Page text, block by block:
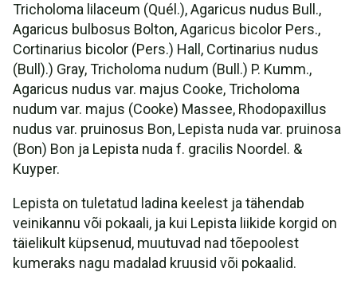
Tricholoma lilaceum (Quél.), Agaricus nudus Bull.,
Agaricus bulbosus Bolton, Agaricus bicolor Pers.,
Cortinarius bicolor (Pers.) Hall, Cortinarius nudus
(Bull).) Gray, Tricholoma nudum (Bull.) P. Kumm.,
Agaricus nudus var. majus Cooke, Tricholoma
nudum var. majus (Cooke) Massee, Rhodopaxillus
nudus var. pruinosus Bon, Lepista nuda var. pruinosa
(Bon) Bon ja Lepista nuda f. gracilis Noordel. &
Kuyper.
Lepista on tuletatud ladina keelest ja tähendab
veinikannu või pokaali, ja kui Lepista liikide korgid on
täielikult küpsenud, muutuvad nad tõepoolest
kumeraks nagu madalad kruusid või pokaalid.